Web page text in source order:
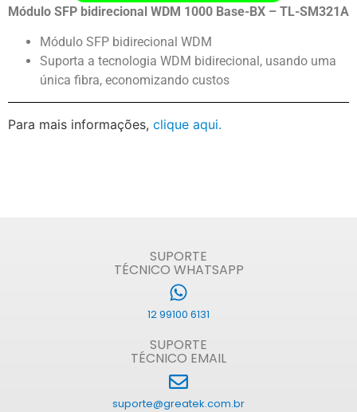
Módulo SFP bidirecional WDM 1000 Base-BX – TL-SM321A
Módulo SFP bidirecional WDM
Suporta a tecnologia WDM bidirecional, usando uma
única fibra, economizando custos
Para mais informações, clique aqui.
SUPORTE
TÉCNICO WHATSAPP
12 99100 6131
SUPORTE
TÉCNICO EMAIL
suporte@greatek.com.br